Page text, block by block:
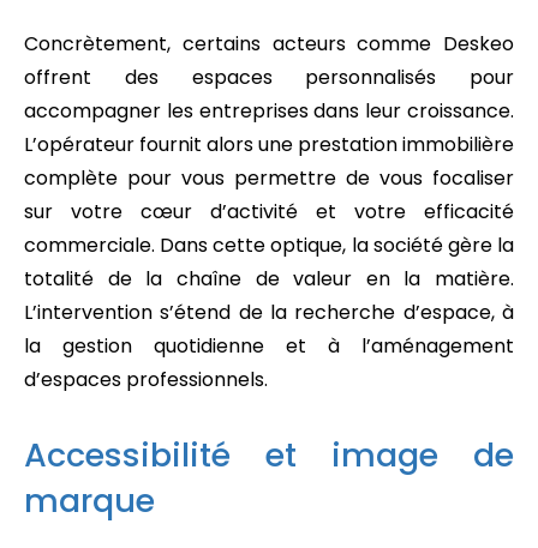
Concrètement, certains acteurs comme Deskeo
offrent des espaces personnalisés pour
accompagner les entreprises dans leur croissance.
L’opérateur fournit alors une prestation immobilière
complète pour vous permettre de vous focaliser
sur votre cœur d’activité et votre efficacité
commerciale. Dans cette optique, la société gère la
totalité de la chaîne de valeur en la matière.
L’intervention s’étend de la recherche d’espace, à
la gestion quotidienne et à l’aménagement
d’espaces professionnels.
Accessibilité et image de
marque